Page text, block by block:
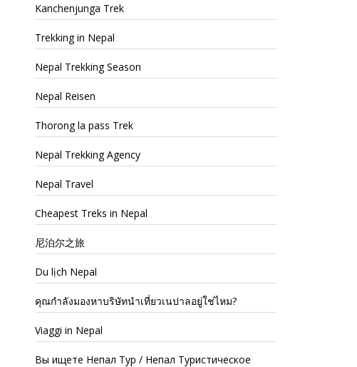
Kanchenjunga Trek
Trekking in Nepal
Nepal Trekking Season
Nepal Reisen
Thorong la pass Trek
Nepal Trekking Agency
Nepal Travel
Cheapest Treks in Nepal
尼泊尔之旅
Du lịch Nepal
คุณกำลังมองหาบริษัทนำเที่ยวเนปาลอยู่ใช่ไหม?
Viaggi in Nepal
Вы ищете Непал Тур / Непал Туристическое